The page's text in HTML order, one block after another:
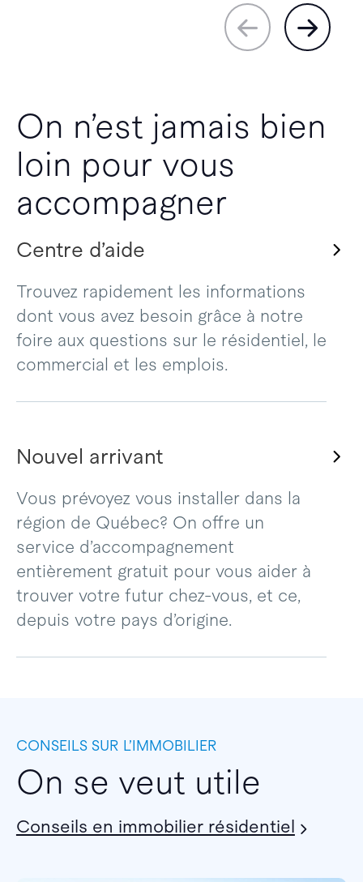
On n’est jamais bien
loin pour vous
accompagner
Centre d’aide
Trouvez rapidement les informations
dont vous avez besoin grâce à notre
foire aux questions sur le résidentiel, le
commercial et les emplois.
Nouvel arrivant
Vous prévoyez vous installer dans la
région de Québec? On offre un
service d’accompagnement
entièrement gratuit pour vous aider à
trouver votre futur chez-vous, et ce,
depuis votre pays d’origine.
CONSEILS SUR L’IMMOBILIER
On se veut utile
Conseils en immobilier résidentiel